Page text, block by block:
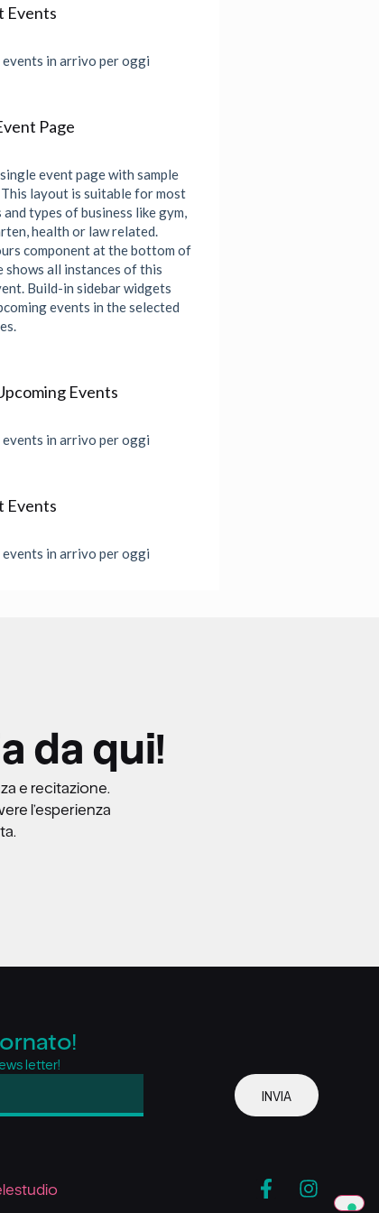
Events
events in arrivo per oggi
Page
event page with sample
layout is suitable for most
types of business like gym,
health or law related.
component at the bottom of
shows all instances of this
Build-in sidebar widgets
events in the selected
Events
events in arrivo per oggi
Events
events in arrivo per oggi
da qui!
e recitazione.
l’esperienza
letter!
INVIA